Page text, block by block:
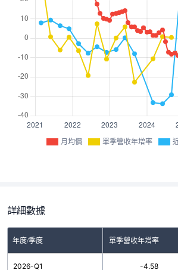
月均價 單季營收年增率
詳細數據
年度/季度 單季營收年增率
2026-Q1 -4.58